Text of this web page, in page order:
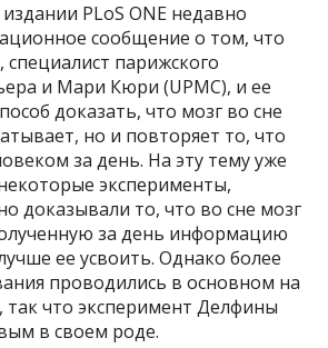
PLoS ONE недавно
сообщение о том, что
парижского
и Мари Кюри (UPMC), и ее
доказать, что мозг во сне
но и повторяет то, что
за день. На эту тему уже
эксперименты,
доказывали то, что во сне мозг
за день информацию
ее усвоить. Однако более
проводились в основном на
так что эксперимент Делфины
в своем роде.